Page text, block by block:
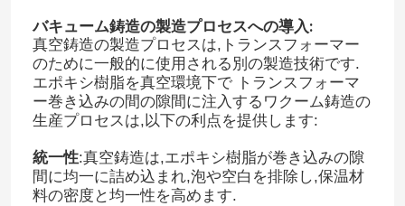
バキューム鋳造の製造プロセスへの導入:
真空鋳造の製造プロセスは,トランスフォーマー
のために一般的に使用される別の製造技術です.
エポキシ樹脂を真空環境下で トランスフォーマ
ー巻き込みの間の隙間に注入するワクーム鋳造の
生産プロセスは,以下の利点を提供します:
統一性:真空鋳造は,エポキシ樹脂が巻き込みの隙
間に均一に詰め込まれ,泡や空白を排除し,保温材
料の密度と均一性を高めます.